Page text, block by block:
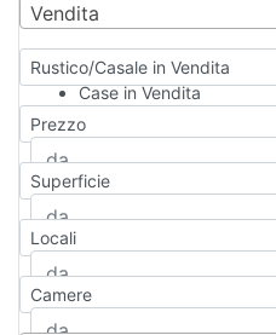
Vendita
Rustico/Casale in Vendita
Case in Vendita
Qualsiasi
Appartamento
Casa indipendente
Casa Semi-indipendente
Attico/Mansarda
Rustico/Casale
Prezzo
Superficie
Locali
Camere